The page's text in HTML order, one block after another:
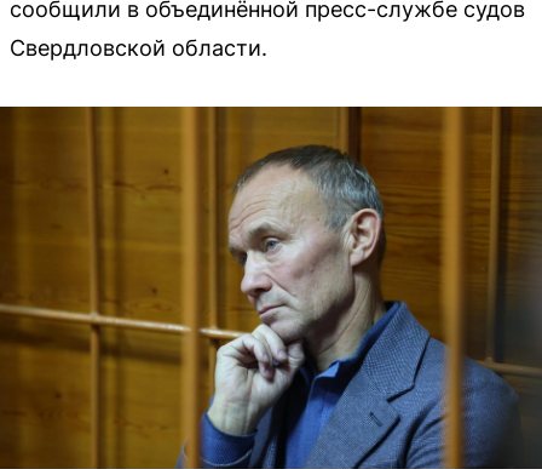
сообщили в объединённой пресс-службе судов
Свердловской области.